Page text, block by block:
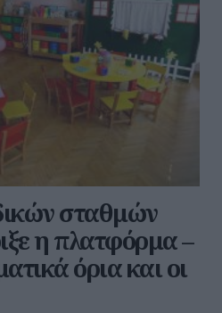
σταθμών
η πλατφόρμα –
όρια και οι